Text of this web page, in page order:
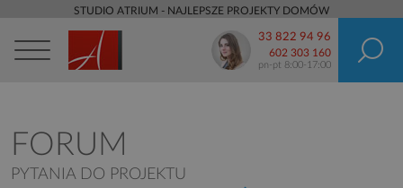
STUDIO ATRIUM - NAJLEPSZE PROJEKTY DOMÓW
33 822 94 96
602 303 160
pn-pt 8:00-17:00
FORUM
PYTANIA DO PROJEKTU